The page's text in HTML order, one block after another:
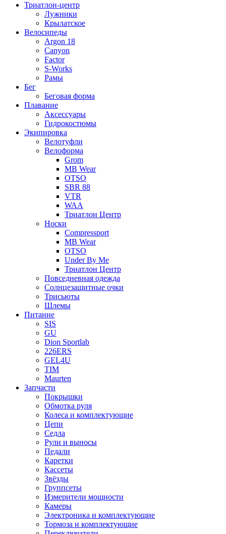
Триатлон-центр
Лужники
Крылатское
Велосипеды
Argon 18
Canyon
Factor
S-Works
Рамы
Бег
Беговая форма
Плавание
Аксессуары
Гидрокостюмы
Экипировка
Велотуфли
Велоформа
Grom
MB Wear
OTSO
SBR 88
VTR
WAA
Триатлон Центр
Носки
Compressport
MB Wear
OTSO
Under By Me
Триатлон Центр
Повседневная одежда
Солнцезащитные очки
Трисьюты
Шлемы
Питание
SIS
GU
Dion Sportlab
226ERS
GEL4U
TIM
Maurten
Запчасти
Покрышки
Обмотка руля
Колеса и комплектующие
Цепи
Седла
Рули и выносы
Педали
Каретки
Кассеты
Звёзды
Группсеты
Измерители мощности
Камеры
Электроника и комплектующие
Тормоза и комплектующие